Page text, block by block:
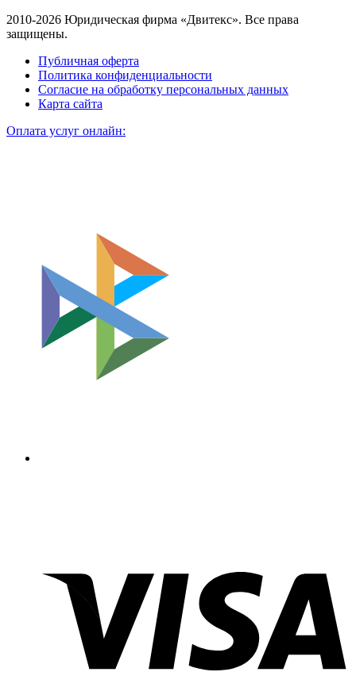
2010-2026 Юридическая фирма «Двитекс». Все права
защищены.
Публичная оферта
Политика конфиденциальности
Согласие на обработку персональных данных
Карта сайта
Оплата услуг онлайн: